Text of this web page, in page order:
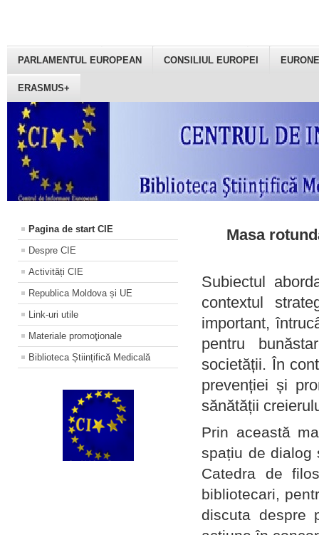
PARLAMENTUL EUROPEAN CONSILIUL EUROPEI
ERASMUS+
Pagina de start CIE
Despre CIE
Activități CIE
Republica Moldova și UE
Link-uri utile
Materiale promoţionale
Biblioteca Științifică Medicală
Masa
Subiectul
contextul
important,
pentru
societății. În
prevenției și
sănătății
Prin această
spațiu de dialog
Catedra de
bibliotecari,
discuta despre